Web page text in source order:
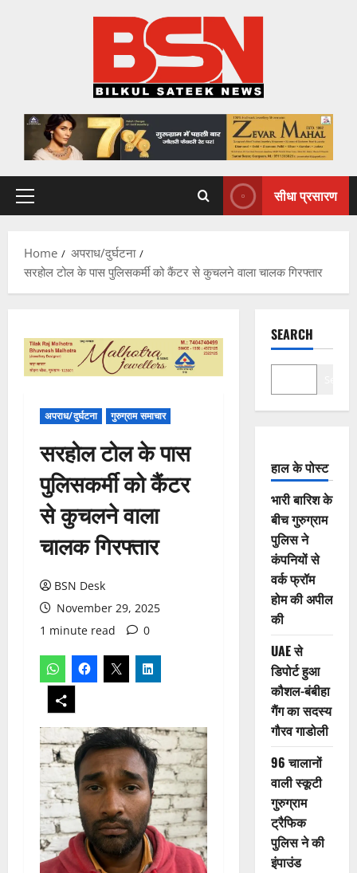
Primary
सीधा प्रसारण
Home
अपराध/दुर्घटना
सरहोल टोल के पास पुलिसकर्मी को कैंटर से कुचलने वाला चालक गिरफ्तार
अपराध/दुर्घटना गुरुग्राम समाचार
सरहोल टोल के पास
पुलिसकर्मी को कैंटर
से कुचलने वाला
चालक गिरफ्तार
BSN Desk
November 29, 2025
1 minute read
0
SEARCH
हाल के पोस्ट
भारी बारिश के
बीच गुरुग्राम
पुलिस ने
कंपनियों से
वर्क फ्रॉम
होम की अपील
की
UAE से
डिपोर्ट हुआ
कौशल-बंबीहा
गैंग का सदस्य
गौरव गाडोली
96 चालानों
वाली स्कूटी
गुरुग्राम
ट्रैफिक
पुलिस ने की
इंपाउंड